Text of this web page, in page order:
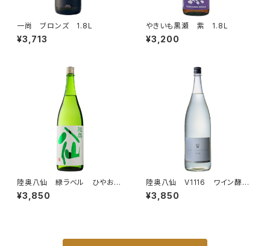
一尚 ブロンズ 1.8L
¥3,713
やきいも黒瀬 紫 1.8L
¥3,200
陸奥八仙 緑ラベル ひやおろ
し 特別純米 1.8L
¥3,850
陸奥八仙 V1116 ワイン酵母
仕込み 火入れ 1.8L
¥3,850